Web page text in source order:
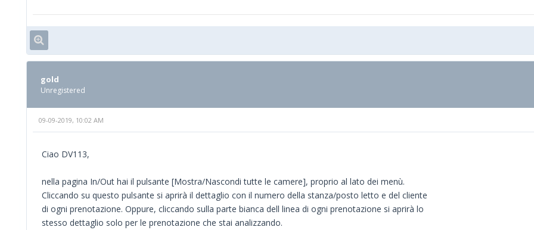
gold
Unregistered
09-09-2019, 10:02 AM
Ciao DV113,
nella pagina In/Out hai il pulsante [Mostra/Nascondi tutte le camere], proprio al lato dei menù.
Cliccando su questo pulsante si aprirà il dettaglio con il numero della stanza/posto letto e del cliente
di ogni prenotazione. Oppure, cliccando sulla parte bianca dell linea di ogni prenotazione si aprirà lo
stesso dettaglio solo per le prenotazione che stai analizzando.